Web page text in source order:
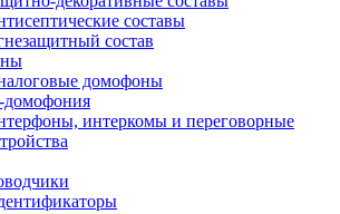
составы
состав
домофоны
домофония
интеркомы и переговорные